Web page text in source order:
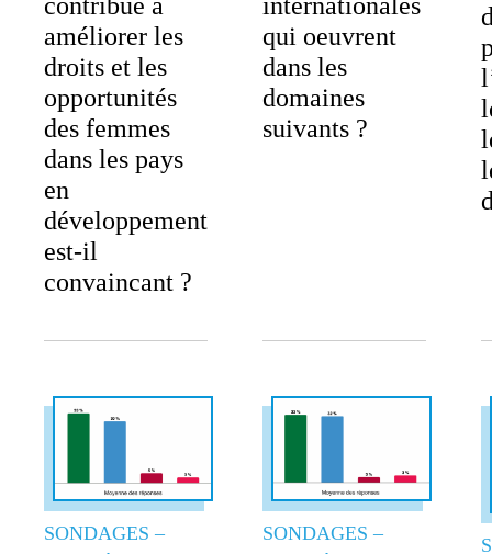
améliorer les
droits et les
opportunités
des femmes
dans les pays
en
développement
est-il
convaincant ?
qui oeuvrent
dans les
domaines
suivants ?
SONDAGES –
SONDAGES –